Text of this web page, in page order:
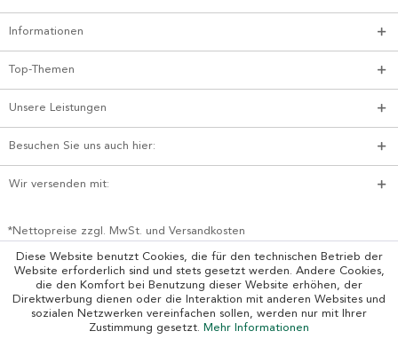
Informationen
Top-Themen
Unsere Leistungen
Besuchen Sie uns auch hier:
Wir versenden mit:
*Nettopreise zzgl. MwSt. und Versandkosten
Diese Website benutzt Cookies, die für den technischen Betrieb der
Website erforderlich sind und stets gesetzt werden. Andere Cookies,
die den Komfort bei Benutzung dieser Website erhöhen, der
Direktwerbung dienen oder die Interaktion mit anderen Websites und
sozialen Netzwerken vereinfachen sollen, werden nur mit Ihrer
Zustimmung gesetzt. Mehr Informationen